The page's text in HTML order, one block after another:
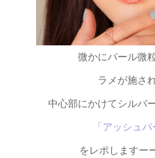
微かにパール微
ラメが施さ
中心部にかけてシルバ
「アッシュパ
をレポしますー